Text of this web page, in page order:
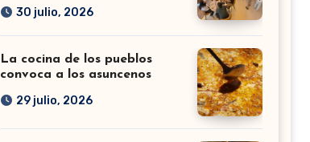
30 julio, 2026
La cocina de los pueblos
convoca a los asuncenos
29 julio, 2026